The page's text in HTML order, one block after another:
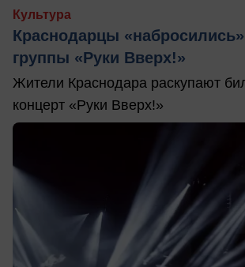
Культура
Краснодарцы
группы «Руки Вверх!»
Жители Краснодара раскупают
концерт «Руки Вверх!»